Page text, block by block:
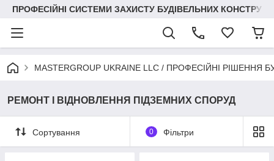
ПРОФЕСІЙНІ СИСТЕМИ ЗАХИСТУ БУДІВЕЛЬНИХ КОНСТРУКЦІЙ
MASTERGROUP UKRAINE LLC / ПРОФЕСІЙНІ РІШЕННЯ
РЕМОНТ І ВІДНОВЛЕННЯ ПІДЗЕМНИХ СПОРУД
Сортування 0 Фільтри